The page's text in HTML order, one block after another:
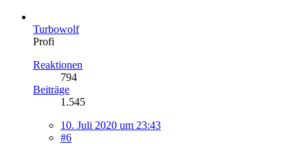
Turbowolf
Profi
Reaktionen
794
Beiträge
1.545
10. Juli 2020 um 23:43
#6